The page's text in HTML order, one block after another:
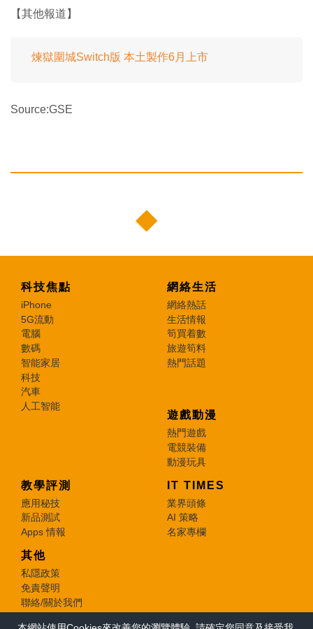
【其他報道】
煉獄圍城Switch版 本土製作6月上市
Source:GSE
科技焦點
iPhone
5G流動
電腦
數碼
智能家居
科技
汽車
人工智能
網絡生活
網絡熱話
生活情報
筍買着數
旅遊筍料
熱門話題
遊戲動漫
熱門遊戲
電競裝備
動漫玩具
教學評測
應用秘技
新品測試
Apps 情報
IT TIMES
業界頭條
AI 策略
名家專欄
其他
私隱政策
免責聲明
聯絡/關於我們